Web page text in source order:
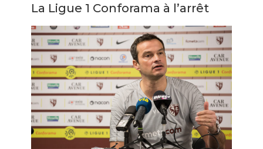
La Ligue 1 Conforama à l’arrêt